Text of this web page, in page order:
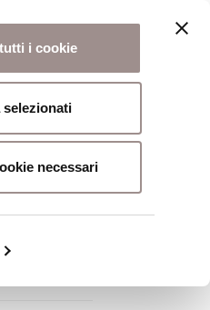
i cookie
selezionati
necessari
Alti Studi